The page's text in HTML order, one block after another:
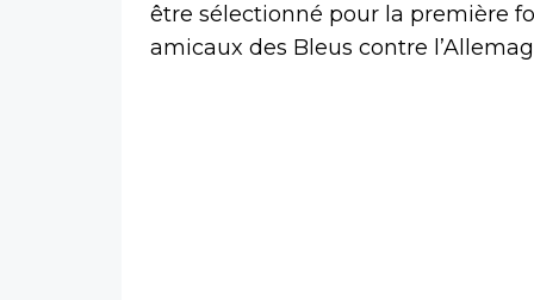
être sélectionné pour la première
amicaux des Bleus contre